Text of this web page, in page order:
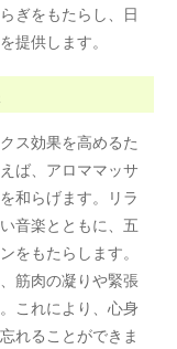
ぎをもたらし、日
提供します。
ス効果を高めるた
ば、アロママッサ
和らげます。リラ
音楽とともに、五
をもたらします。
筋肉の凝りや緊張
これにより、心身
れることができま